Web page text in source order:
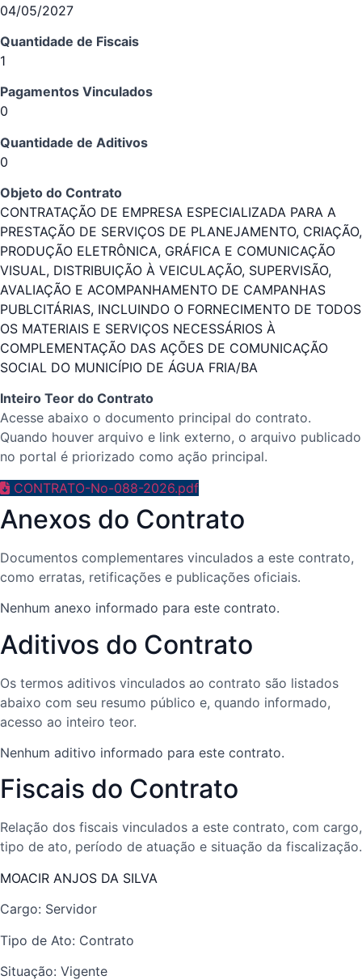
04/05/2027
Quantidade de Fiscais
1
Pagamentos Vinculados
0
Quantidade de Aditivos
0
Objeto do Contrato
CONTRATAÇÃO DE EMPRESA ESPECIALIZADA PARA A
PRESTAÇÃO DE SERVIÇOS DE PLANEJAMENTO, CRIAÇÃO,
PRODUÇÃO ELETRÔNICA, GRÁFICA E COMUNICAÇÃO
VISUAL, DISTRIBUIÇÃO À VEICULAÇÃO, SUPERVISÃO,
AVALIAÇÃO E ACOMPANHAMENTO DE CAMPANHAS
PUBLCITÁRIAS, INCLUINDO O FORNECIMENTO DE TODOS
OS MATERIAIS E SERVIÇOS NECESSÁRIOS À
COMPLEMENTAÇÃO DAS AÇÕES DE COMUNICAÇÃO
SOCIAL DO MUNICÍPIO DE ÁGUA FRIA/BA
Inteiro Teor do Contrato
Acesse abaixo o documento principal do contrato.
Quando houver arquivo e link externo, o arquivo publicado
no portal é priorizado como ação principal.
CONTRATO-No-088-2026.pdf
Anexos do Contrato
Documentos complementares vinculados a este contrato,
como erratas, retificações e publicações oficiais.
Nenhum anexo informado para este contrato.
Aditivos do Contrato
Os termos aditivos vinculados ao contrato são listados
abaixo com seu resumo público e, quando informado,
acesso ao inteiro teor.
Nenhum aditivo informado para este contrato.
Fiscais do Contrato
Relação dos fiscais vinculados a este contrato, com cargo,
tipo de ato, período de atuação e situação da fiscalização.
MOACIR ANJOS DA SILVA
Cargo: Servidor
Tipo de Ato: Contrato
Situação: Vigente